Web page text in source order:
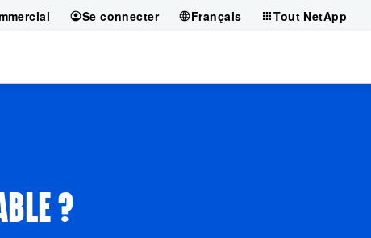
Se connecter Français Tout NetApp
?